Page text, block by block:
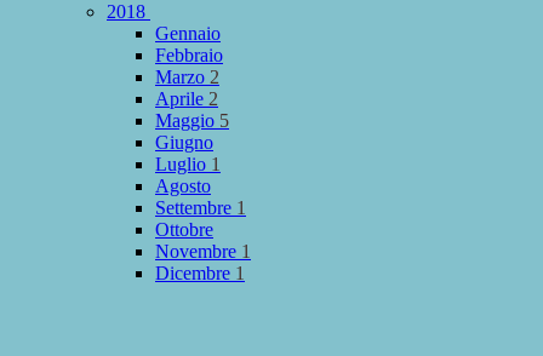
2018
Gennaio
Febbraio
Marzo 2
Aprile 2
Maggio 5
Giugno
Luglio 1
Agosto
Settembre 1
Ottobre
Novembre 1
Dicembre 1